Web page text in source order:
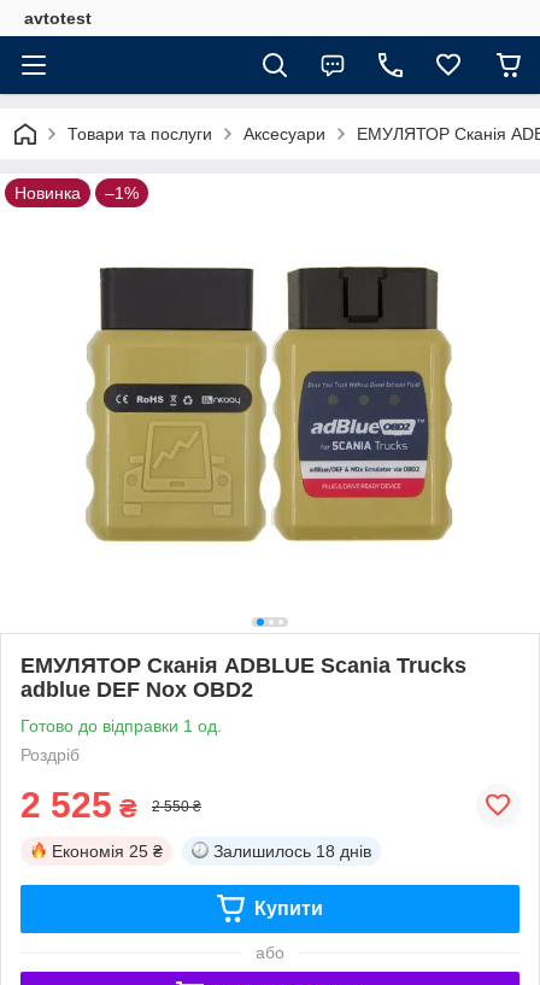
avtotest
Товари та послуги Аксесуари ЕМУЛЯТОР Сканія
Новинка –1%
ЕМУЛЯТОР Сканія ADBLUE Scania Trucks
adblue DEF Nox OBD2
Готово до відправки 1 од.
Роздріб
2 525 ₴ 2 550 ₴
Економія 25 ₴ Залишилось 18 днів
Купити
або